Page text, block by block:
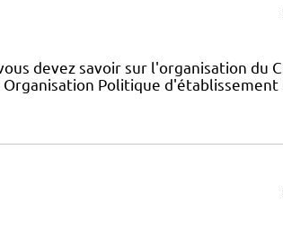
devez savoir sur l'organisation du
Politique